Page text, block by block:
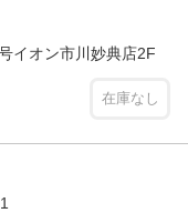
イオン市川妙典店2F
在庫なし